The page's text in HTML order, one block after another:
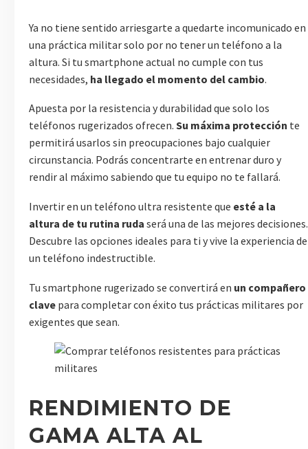
Ya no tiene sentido arriesgarte a quedarte incomunicado en
una práctica militar solo por no tener un teléfono a la
altura. Si tu smartphone actual no cumple con tus
necesidades, ha llegado el momento del cambio.
Apuesta por la resistencia y durabilidad que solo los
teléfonos rugerizados ofrecen. Su máxima protección te
permitirá usarlos sin preocupaciones bajo cualquier
circunstancia. Podrás concentrarte en entrenar duro y
rendir al máximo sabiendo que tu equipo no te fallará.
Invertir en un teléfono ultra resistente que esté a la
altura de tu rutina ruda será una de las mejores decisiones.
Descubre las opciones ideales para ti y vive la experiencia de
un teléfono indestructible.
Tu smartphone rugerizado se convertirá en un compañero
clave para completar con éxito tus prácticas militares por
exigentes que sean.
RENDIMIENTO DE
GAMA ALTA AL